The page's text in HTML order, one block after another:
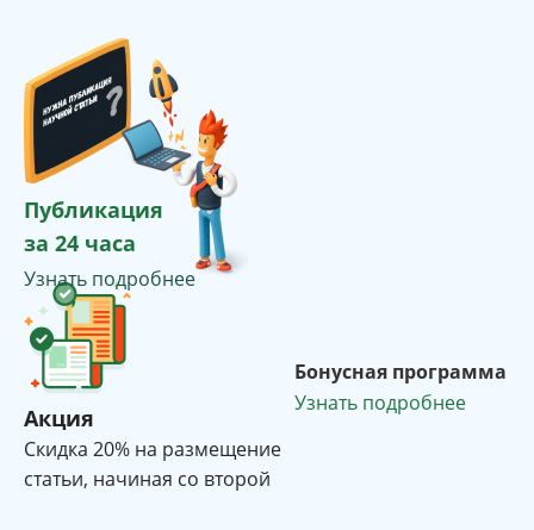
Публикация
за 24 часа
Узнать подробнее
Акция
Cкидка 20% на размещение
статьи, начиная со второй
Бонусная программа
Узнать подробнее